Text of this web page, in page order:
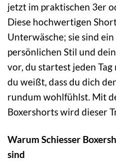
jetzt im praktischen 3er
Diese hochwertigen
Unterwäsche; sie sind
persönlichen Stil und
vor, du startest jeden
du weißt, dass du dich
rundum wohlfühlst. Mit
Boxershorts wird dieser
Warum Schiesser
sind